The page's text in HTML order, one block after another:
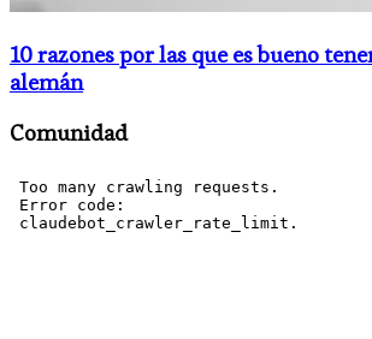
10 razones por las que es bueno
alemán
Comunidad